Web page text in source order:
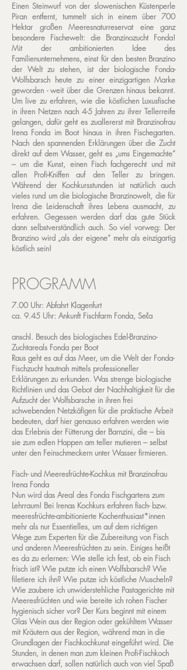
Einen Steinwurf von der slowenischen Küstenperle
Piran entfernt, tummelt sich in einem über 700
Hektar großen Meeresnaturreservat eine ganz
besondere Fischewelt: die Branzinozucht Fonda!
Mit der ambitionierten Idee des
Familienunternehmens, einst für den besten Branzino
der Welt zu stehen, ist der biologische Fonda-
Wolfsbarsch heute zu einer einzigartigen Marke
geworden - weit über die Grenzen hinaus bekannt.
Um live zu erfahren, wie die köstlichen Luxusfische
in ihren Netzen nach 4-5 Jahren zu ihrer Tellerreife
gelangen, dafür geht es zuallererst mit Branzinofrau
Irena Fonda im Boot hinaus in ihren Fischegarten.
Nach den spannenden Erklärungen über die Zucht
direkt auf dem Wasser, geht es „ums Eingemachte“
– um die Kunst, einen Fisch fachgerecht und mit
allen Profi-Kniffen auf den Teller zu bringen.
Während der Kochkursstunden ist natürlich auch
vieles rund um die biologische Branzinowelt, die für
Irena die Leidenschaft ihres Lebens ausmacht, zu
erfahren. Gegessen werden darf das gute Stück
dann selbstverständlich auch. So viel vorweg: Der
Branzino wird „als der eigene“ mehr als einzigartig
köstlich sein!
PROGRAMM
7.00 Uhr: Abfahrt Klagenfurt
ca. 9.45 Uhr: Ankunft Fischfarm Fonda, Seča
anschl. Besuch des biologisches Edel-Branzino-
Zuchtareals Fonda per Boot
Raus geht es auf das Meer, um die Welt der Fonda-
Fischzucht hautnah mittels professioneller
Erklärungen zu erkunden. Was strenge biologische
Richtlinien und das Gebot der Nachhaltigkeit für die
Aufzucht der Wolfsbarsche in ihren frei
schwebenden Netzkäfigen für die praktische Arbeit
bedeuten, darf hier genauso erfahren werden wie
das Erlebnis der Fütterung der Barnzini, die – bis
sie zum edlen Happen am teller mutieren – selbst
unter den Feinschmeckern unter Wasser firmieren.
Fisch- und Meeresfrüchte-Kochkus mit Branzinofrau
Irena Fonda
Nun wird das Areal des Fonda Fischgartens zum
Lehrraum! Bei Irenas Kochkurs erfahren fisch- bzw.
meeresfrüchte-ambitionierte Kochenthusiast*innen
mehr als nur Essentielles, um auf dem richtigen
Wege zum Experten für die Zubereitung von Fisch
und anderen Meeresfrüchten zu sein. Einiges heißt
es da zu erlernen: Wie stelle ich fest, ob ein Fisch
frisch ist? Wie putze ich einen Wolfsbarsch? Wie
filetiere ich ihn? Wie putze ich köstliche Muscheln?
Wie zaubere ich unwiderstehliche Pastagerichte mit
Meeresfrüchten und wie bereite ich rohen Fischer
hygienisch sicher vor? Der Kurs beginnt mit einem
Glas Wein aus der Region oder gekühltem Wasser
mit Kräutern aus der Region, während man in die
Grundlagen der Fischkochkunst eingeführt wird. Die
Stunden, in denen man zum kleinen Profi-Fischkoch
erwachsen darf, sollen natürlich auch von viel Spaß